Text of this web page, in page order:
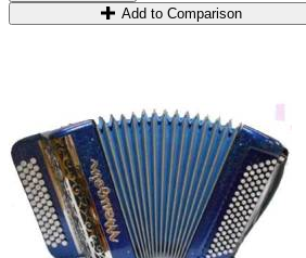
Add to Comparison